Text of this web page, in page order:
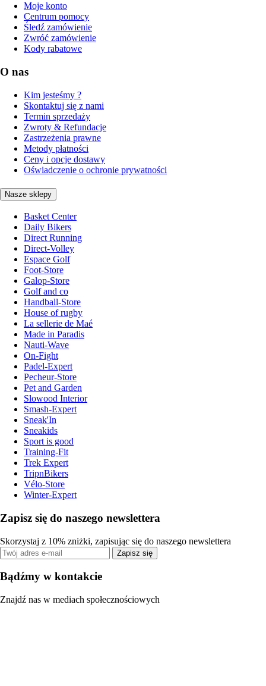
Moje konto
Centrum pomocy
Śledź zamówienie
Zwróć zamówienie
Kody rabatowe
O nas
Kim jesteśmy ?
Skontaktuj się z nami
Termin sprzedaży
Zwroty & Refundacje
Zastrzeżenia prawne
Metody płatności
Ceny i opcje dostawy
Oświadczenie o ochronie prywatności
Nasze sklepy
Basket Center
Daily Bikers
Direct Running
Direct-Volley
Espace Golf
Foot-Store
Galop-Store
Golf and co
Handball-Store
House of rugby
La sellerie de Maé
Made in Paradis
Nauti-Wave
On-Fight
Padel-Expert
Pecheur-Store
Pet and Garden
Slowood Interior
Smash-Expert
Sneak'In
Sneakids
Sport is good
Training-Fit
Trek Expert
TripnBikers
Vélo-Store
Winter-Expert
Zapisz się do naszego newslettera
Skorzystaj z 10% zniżki, zapisując się do naszego newslettera
Zapisz się
Bądźmy w kontakcie
Znajdź nas w mediach społecznościowych